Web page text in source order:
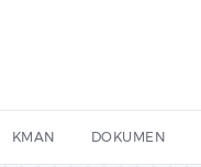
KMAN DOKUMEN